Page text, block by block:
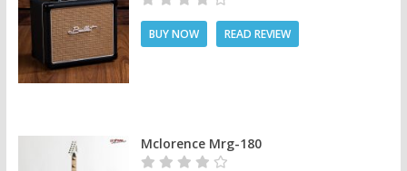
BUY NOW READ REVIEW
Mclorence Mrg-180